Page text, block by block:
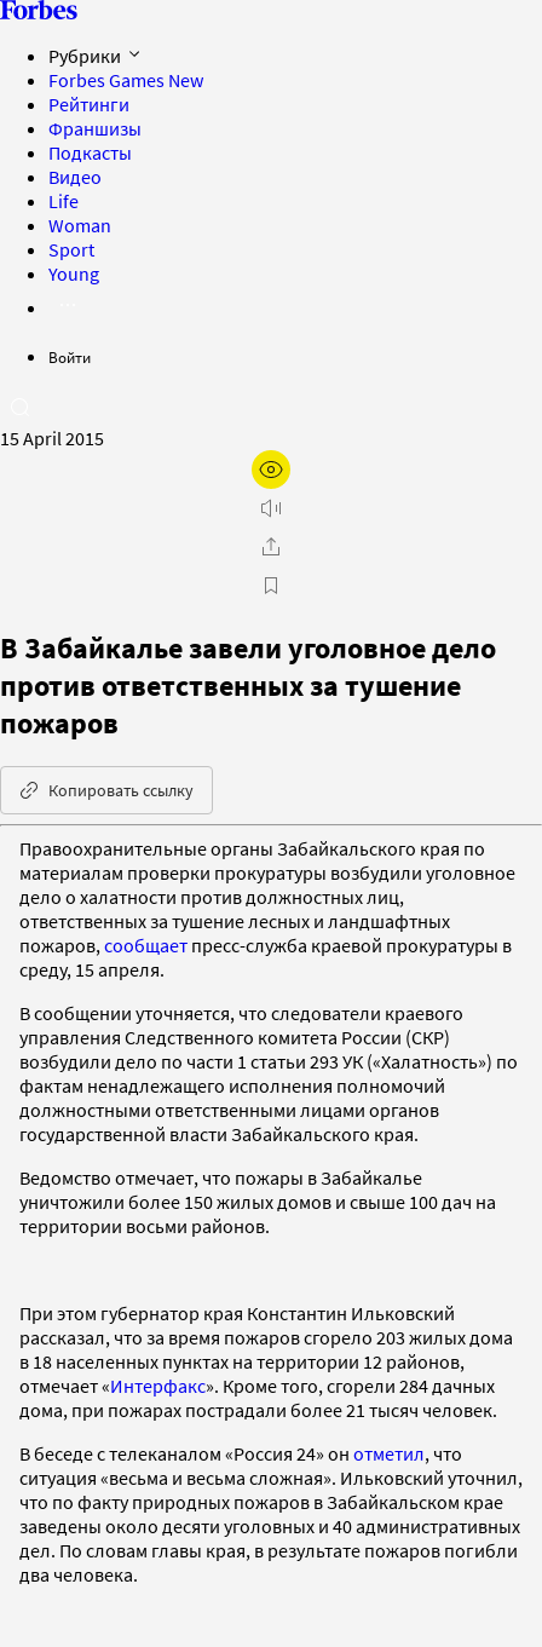
Рубрики
Forbes Games New
Рейтинги
Франшизы
Подкасты
Видео
Life
Woman
Sport
Young
Войти
15 April 2015
В Забайкалье завели уголовное дело
против ответственных за тушение
пожаров
Копировать ссылку
Правоохранительные органы Забайкальского края по
материалам проверки прокуратуры возбудили уголовное
дело о халатности против должностных лиц,
ответственных за тушение лесных и ландшафтных
пожаров, сообщает пресс-служба краевой прокуратуры в
среду, 15 апреля.
В сообщении уточняется, что следователи краевого
управления Следственного комитета России (СКР)
возбудили дело по части 1 статьи 293 УК («Халатность») по
фактам ненадлежащего исполнения полномочий
должностными ответственными лицами органов
государственной власти Забайкальского края.
Ведомство отмечает, что пожары в Забайкалье
уничтожили более 150 жилых домов и свыше 100 дач на
территории восьми районов.
При этом губернатор края Константин Ильковский
рассказал, что за время пожаров сгорело 203 жилых дома
в 18 населенных пунктах на территории 12 районов,
отмечает «Интерфакс». Кроме того, сгорели 284 дачных
дома, при пожарах пострадали более 21 тысяч человек.
В беседе с телеканалом «Россия 24» он отметил, что
ситуация «весьма и весьма сложная». Ильковский уточнил,
что по факту природных пожаров в Забайкальском крае
заведены около десяти уголовных и 40 административных
дел. По словам главы края, в результате пожаров погибли
два человека.